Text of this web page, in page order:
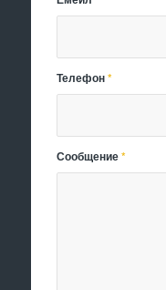
Телефон*
Сообщение*